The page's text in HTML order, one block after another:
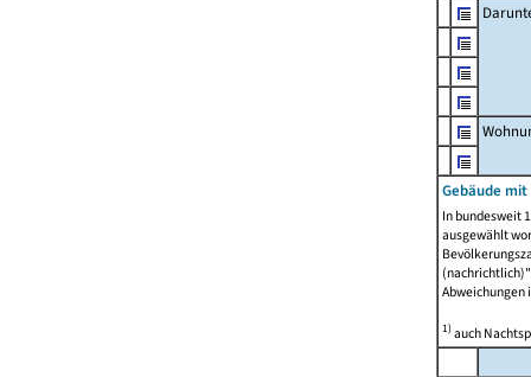
Gebäude
In bundesweit
ausgewählt
Abweichungen
1)auch